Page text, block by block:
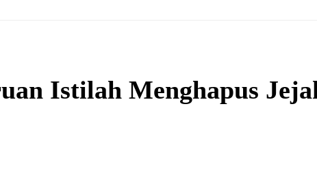
Istilah Menghapus